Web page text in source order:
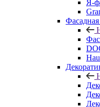
Я-